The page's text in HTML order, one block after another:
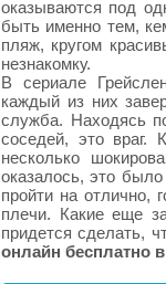
оказываются под
быть именно тем,
пляж, кругом
незнакомку.
В сериале
каждый из них
служба. Находясь
соседей, это враг.
несколько
оказалось, это
пройти на отлично,
плечи. Какие еще
придется сделать,
онлайн бесплатно